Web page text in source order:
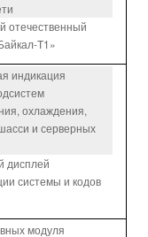
отечественный
Т1»
индикация
охлаждения,
и серверных
дисплей
системы и кодов
модуля